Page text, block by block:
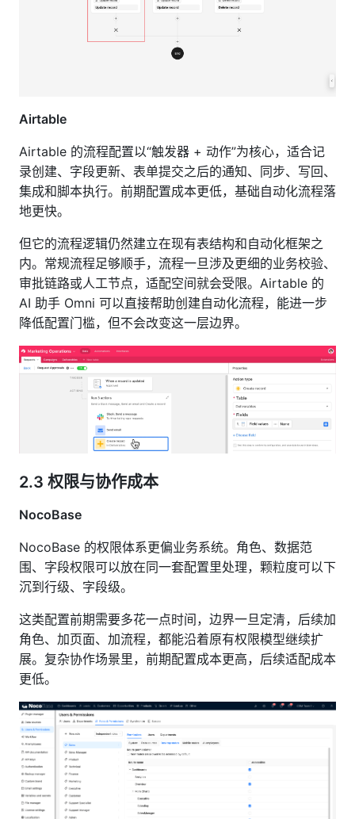
Airtable
Airtable 的流程配置以“触发器 + 动作”为核心，适合记
录创建、字段更新、表单提交之后的通知、同步、写回、
集成和脚本执行。前期配置成本更低，基础自动化流程落
地更快。
但它的流程逻辑仍然建立在现有表结构和自动化框架之
内。常规流程足够顺手，流程一旦涉及更细的业务校验、
审批链路或人工节点，适配空间就会受限。Airtable 的
AI 助手 Omni 可以直接帮助创建自动化流程，能进一步
降低配置门槛，但不会改变这一层边界。
2.3 权限与协作成本
NocoBase
NocoBase 的权限体系更偏业务系统。角色、数据范
围、字段权限可以放在同一套配置里处理，颗粒度可以下
沉到行级、字段级。
这类配置前期需要多花一点时间，边界一旦定清，后续加
角色、加页面、加流程，都能沿着原有权限模型继续扩
展。复杂协作场景里，前期配置成本更高，后续适配成本
更低。